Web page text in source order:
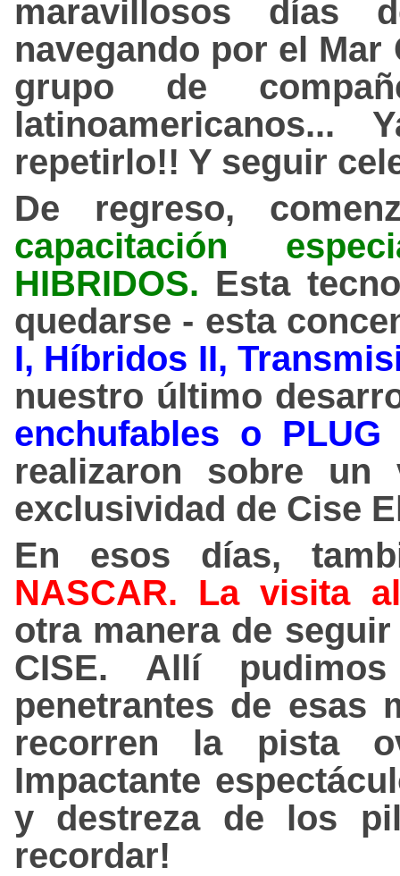
maravillosos días
navegando por el
grupo de
latinoamericanos...
repetirlo!! Y seguir
De regreso,
capacitación
HIBRIDOS. Esta
quedarse - esta
I, Híbridos II,
nuestro último
enchufables o PLUG
realizaron sobre un
exclusividad de Cise
En esos días,
NASCAR. La visita
otra manera de
CISE. Allí
penetrantes de esas
recorren la pista
Impactante
y destreza de los
recordar!